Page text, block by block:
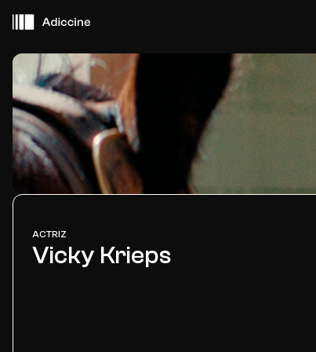
Cerca de ti
Películas
Eventos
Adiccine Agentes
ACTRIZ
Vicky Krieps